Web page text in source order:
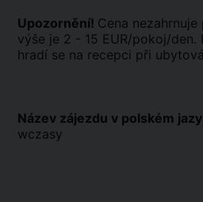
Upozornění! Cena
výše je 2 - 15 EUR/pokoj/
hradí se na recepci při
Název zájezdu v polském
wczasy